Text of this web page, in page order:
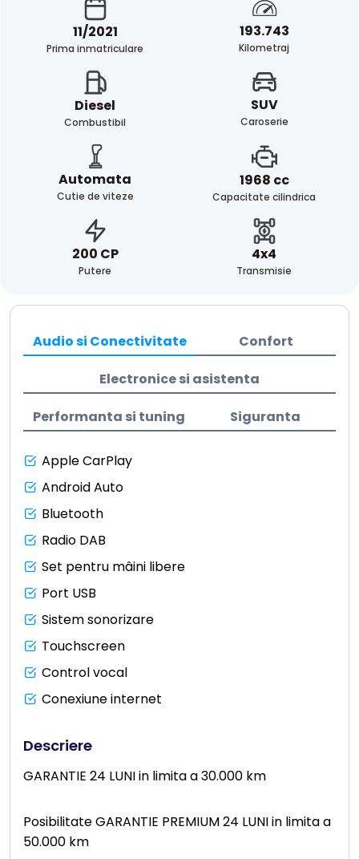
11/2021
Prima inmatriculare
193.743
Kilometraj
Diesel
Combustibil
SUV
Caroserie
Automata
Cutie de viteze
1968 cc
Capacitate cilindrica
200 CP
Putere
4x4
Transmisie
Audio si Conectivitate Confort
Electronice si asistenta
Performanta si tuning Siguranta
Apple CarPlay
Android Auto
Bluetooth
Radio DAB
Set pentru mâini libere
Port USB
Sistem sonorizare
Touchscreen
Control vocal
Conexiune internet
Descriere
GARANTIE 24 LUNI in limita a 30.000 km
Posibilitate GARANTIE PREMIUM 24 LUNI in limita a
50.000 km